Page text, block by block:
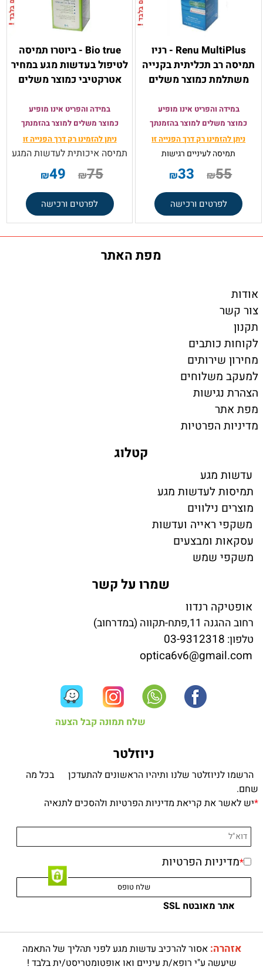
Renu MultiPlus - רניו
תמיסה רב תכליתית בקנייה
משתלמת כמוצר משלים
במידה והפריט אינו מופיע
כמוצר משלים למוצר בהזמנתך
ניתן להזמינו רק דרך הפנייה זו
תמיסהלעיניים רגישות
₪55
₪33
לפרטים ורכישה
Bio true - ביוטרו תמיסה
לטיפול בעדשות מגע במחיר
אטרקטיבי כמוצר משלים
במידה והפריט אינו מופיע
כמוצר משלים למוצר בהזמנתך
ניתן להזמינו רק דרך הפנייה זו
תמיסה איכותית לעדשות המגע
₪75
₪49
לפרטים ורכישה
מפת האתר
אודות
צור קשר
תקנון
לקוחות כותבים
מחירון שירותים
למעקב משלוחים
הצהרת נגישות
מפת אתר
מדיניות הפרטיות
קטלוג
עדשות מגע
תמיסות לעדשות מגע
מוצרים נילווים
משקפי ראייה ועדשות
עסקאות ומבצעים
משקפי שמש
שמרו על קשר
אופטיקה רנדוו
רחוב ההגנה 11,פתח-תקווה (במדרחוב)
טלפון: 03-9312318
שלח תמונה קבל הצעה
ניוזלטר
הרשמו לניוזלטר שלנו ותיהיו הראשונים להתעדכן בכל מה
שחם.
*יש לאשר את קריאת מדיניות הפרטיות ולהסכים לתנאיה
*מדיניות הפרטיות
אתר מאובטח SSL
אזהרה: אסור להרכיב עדשות מגע לפני תהליך של התאמה
שיעשה ע"י רופא/ת עיניים ואו אופטומטריסט/ית בלבד !